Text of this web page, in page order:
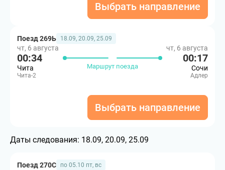
Выбрать направление
Поезд 269Ь 18.09, 20.09, 25.09
чт, 6 августа
00:34
Чита
Чита-2
Маршрут поезда
чт, 6 августа
00:17
Сочи
Адлер
Выбрать направление
Даты следования: 18.09, 20.09, 25.09
Поезд 270С по 05.10 пт, вс